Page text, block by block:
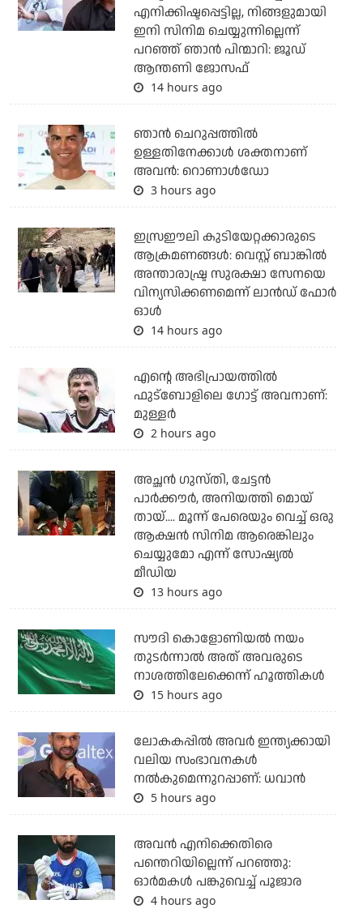
എനിക്കിഷ്ടപ്പെട്ടില്ല, നിങ്ങളുമായി
ഇനി സിനിമ ചെയ്യുന്നില്ലെന്ന്
പറഞ്ഞ് ഞാന്‍ പിന്മാറി: ജൂഡ്
ആന്തണി ജോസഫ്
14 hours ago
ഞാന്‍ ചെറുപ്പത്തില്‍
ഉള്ളതിനേക്കാള്‍ ശക്തനാണ്
അവന്‍: റൊണാള്‍ഡോ
3 hours ago
ഇസ്രഈലി കുടിയേറ്റക്കാരുടെ
ആക്രമണങ്ങള്‍: വെസ്റ്റ് ബാങ്കില്‍
അന്താരാഷ്ട്ര സുരക്ഷാ സേനയെ
വിന്യസിക്കണമെന്ന് ലാന്‍ഡ് ഫോര്‍
ഓള്‍
14 hours ago
എന്റെ അഭിപ്രായത്തില്‍
ഫുട്‌ബോളിലെ ഗോട്ട് അവനാണ്:
മുള്ളര്‍
2 hours ago
അച്ഛന്‍ ഗുസ്തി, ചേട്ടന്‍
പാര്‍ക്കൗര്‍, അനിയത്തി മൊയ്
തായ്.... മൂന്ന് പേരെയും വെച്ച് ഒരു
ആക്ഷന്‍ സിനിമ ആരെങ്കിലും
ചെയ്യുമോ എന്ന് സോഷ്യല്‍
മീഡിയ
13 hours ago
സൗദി കൊളോണിയല്‍ നയം
തുടര്‍ന്നാല്‍ അത് അവരുടെ
നാശത്തിലേക്കെന്ന് ഹൂത്തികള്‍
15 hours ago
ലോകകപ്പിൽ അവര്‍ ഇന്ത്യക്കായി
വലിയ സംഭാവനകള്‍
നല്‍കുമെന്നുറപ്പാണ്: ധവാന്‍
5 hours ago
അവന്‍ എനിക്കെതിരെ
പന്തെറിയില്ലെന്ന് പറഞ്ഞു:
ഓര്‍മകള്‍ പങ്കുവെച്ച് പൂജാര
4 hours ago